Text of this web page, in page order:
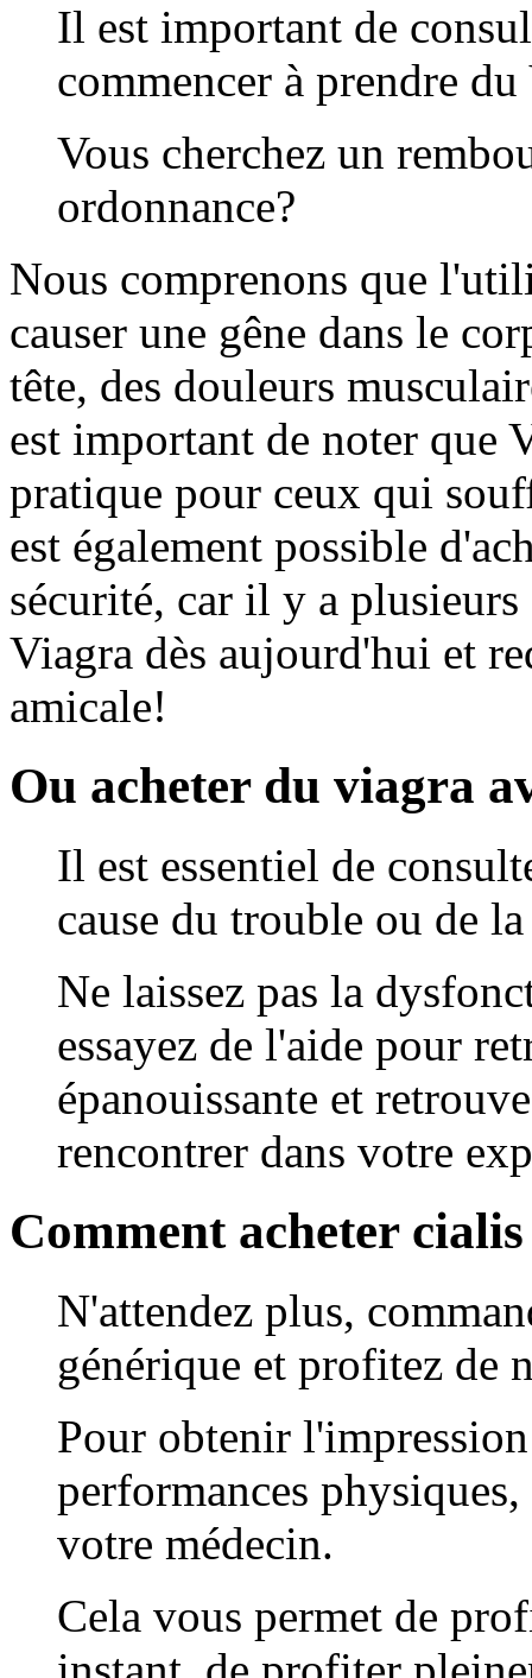
Il est important de
commencer à prendre
Vous cherchez un
ordonnance?
Nous comprenons que
causer une gêne dans le
tête, des douleurs
est important de noter que
pratique pour ceux qui
est également possible
sécurité, car il y a
Viagra dès aujourd'hui et
amicale!
Ou acheter du viagra
Il est essentiel de
cause du trouble ou de
Ne laissez pas la
essayez de l'aide pour
épanouissante et
rencontrer dans votre
Comment acheter cialis
N'attendez plus,
générique et profitez de
Pour obtenir
performances
votre médecin.
Cela vous permet de